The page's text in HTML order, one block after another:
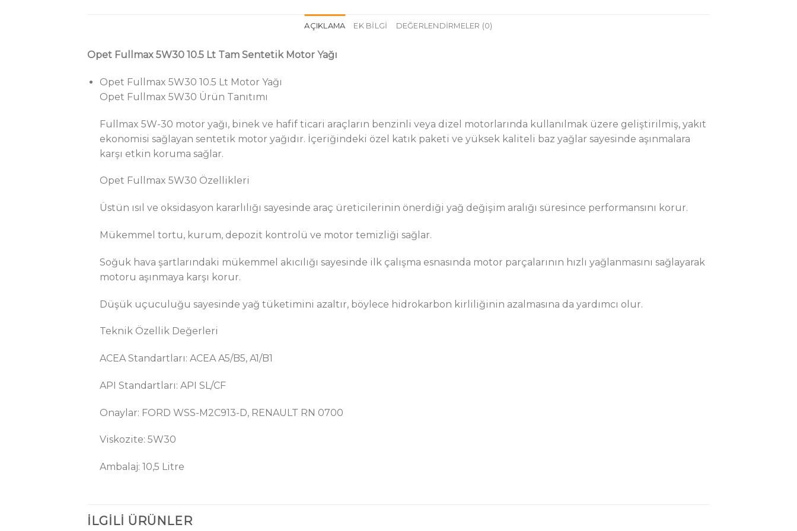
AÇIKLAMA EK BILGI DEĞERLENDIRMELER (0)
Opet Fullmax 5W30 10.5 Lt Tam Sentetik Motor Yağı
Opet Fullmax 5W30 10.5 Lt Motor Yağı
Opet Fullmax 5W30 Ürün Tanıtımı
Fullmax 5W-30 motor yağı, binek ve hafif ticari araçların benzinli veya dizel motorlarında kullanılmak üzere geliştirilmiş, yakıt
ekonomisi sağlayan sentetik motor yağıdır. İçeriğindeki özel katık paketi ve yüksek kaliteli baz yağlar sayesinde aşınmalara
karşı etkin koruma sağlar.
Opet Fullmax 5W30 Özellikleri
Üstün ısıl ve oksidasyon kararlılığı sayesinde araç üreticilerinin önerdiği yağ değişim aralığı süresince performansını korur.
Mükemmel tortu, kurum, depozit kontrolü ve motor temizliği sağlar.
Soğuk hava şartlarındaki mükemmel akıcılığı sayesinde ilk çalışma esnasında motor parçalarının hızlı yağlanmasını sağlayarak
motoru aşınmaya karşı korur.
Düşük uçuculuğu sayesinde yağ tüketimini azaltır, böylece hidrokarbon kirliliğinin azalmasına da yardımcı olur.
Teknik Özellik Değerleri
ACEA Standartları: ACEA A5/B5, A1/B1
API Standartları: API SL/CF
Onaylar: FORD WSS-M2C913-D, RENAULT RN 0700
Viskozite: 5W30
Ambalaj: 10,5 Litre
İLGILI ÜRÜNLER